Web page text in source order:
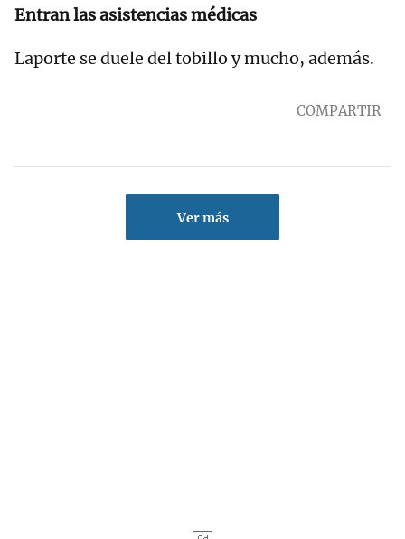
Entran las asistencias médicas
Laporte se duele del tobillo y mucho, además.
COMPARTIR
Ver más